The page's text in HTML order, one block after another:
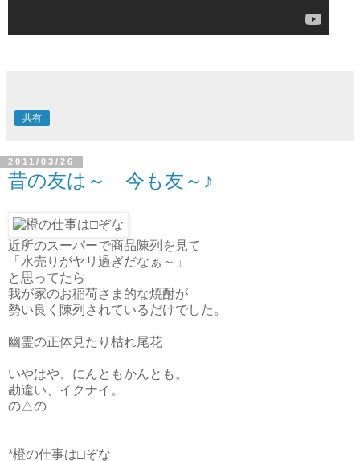
共有
2011/03/26
昔の友は～ 今も友～♪
近所のスーパーで商品陳列を見て
「水売りがヤリ過ぎだなぁ～」
と思ってたら
我が家のお稲荷さま的な焼酎が
勢い良く陳列されているだけでした。
幽霊の正体見たり枯れ尾花
いやはや、にんともかんとも。
勘違い、イクナイ。
の△の
*橙の仕事は□ぞな